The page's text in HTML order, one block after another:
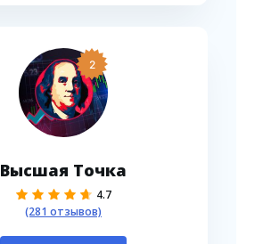
2
Высшая Точка
4.7
(281 отзывов)